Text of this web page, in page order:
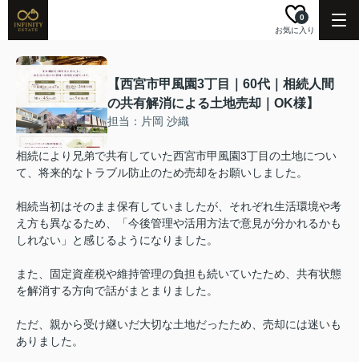
お気に入り
0
【西宮市甲風園3丁目｜60代｜相続人間
の共有解消による土地売却｜OK様】
担当：片岡 沙織
相続により兄弟で共有していた西宮市甲風園3丁目の土地につい
て、将来的なトラブル防止のため売却をお願いしました。
相続当初はそのまま保有していましたが、それぞれ生活環境や考
え方も異なるため、「今後管理や活用方法で意見が分かれるかも
しれない」と感じるようになりました。
また、固定資産税や維持管理の負担も続いていたため、共有状態
を解消する方向で話がまとまりました。
ただ、親から受け継いだ大切な土地だったため、売却には迷いも
ありました。